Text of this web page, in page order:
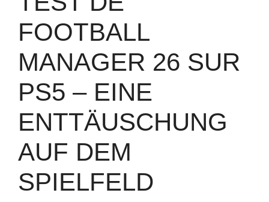
FOOTBALL
MANAGER 26 SUR
PS5 – EINE
ENTTÄUSCHUNG
AUF DEM
SPIELFELD